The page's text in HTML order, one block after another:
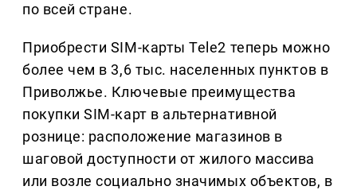
по всей стране.
Приобрести SIM-карты Tele2 теперь можно
более чем в 3,6 тыс. населенных пунктов в
Приволжье. Ключевые преимущества
покупки SIM-карт в альтернативной
рознице: расположение магазинов в
шаговой доступности от жилого массива
или возле социально значимых объектов, в